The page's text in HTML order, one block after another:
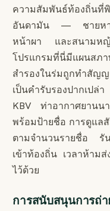
ความสัมพันธ์ท้องถิ่น
อันดามัน — ชายหา
หน้าผา และสนามห
โปรแกรมที่นี่มีแผนสภ
สำรองในร่มถูกทำสัญ
เป็นคำรับรองปากเป
KBV ท่าอากาศยานน
พร้อมป้ายชื่อ การดูแล
ตามจำนวนรายชื่อ รั
เข้าท้องถิ่น เวลาห้าม
ไว้ด้วย
การสนับสนุนการถ่